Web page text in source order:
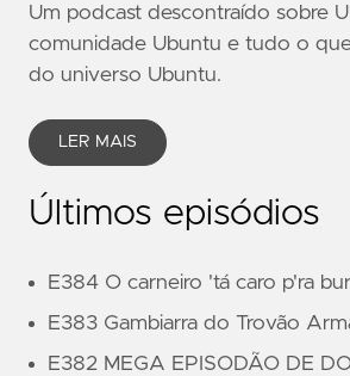
Um podcast descontraído sobre
comunidade Ubuntu e tudo o
do universo Ubuntu.
LER MAIS
Últimos episódios
E384 O carneiro 'tá caro p'ra
E383 Gambiarra do Trovão
E382 MEGA EPISODÃO DE